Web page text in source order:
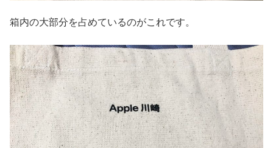
箱内の大部分を占めているのがこれです。